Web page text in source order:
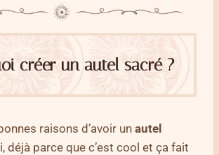
créer un autel sacré ?
raisons d’avoir un autel
déjà parce que c’est cool et ça fait